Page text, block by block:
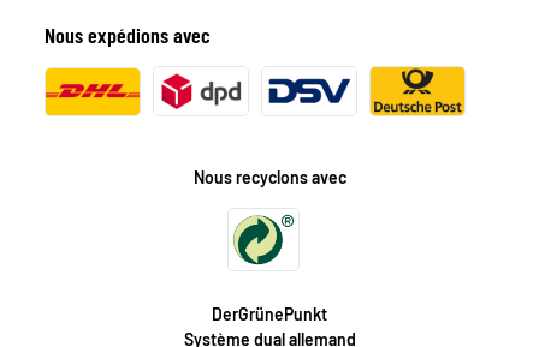
Nous expédions avec
Nous recyclons avec
DerGrünePunkt
Système dual allemand